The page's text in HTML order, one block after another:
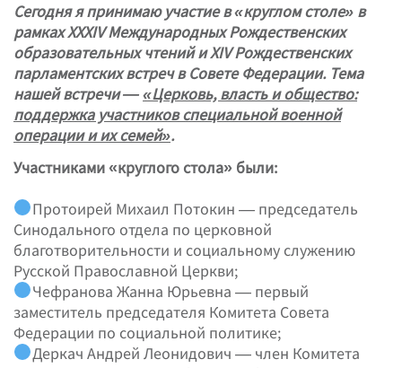
Сегодня я принимаю участие в «круглом столе» в
рамках XXXIV Международных Рождественских
образовательных чтений и XIV Рождественских
парламентских встреч в Совете Федерации. Тема
нашей встречи —«Церковь, власть и общество:
поддержка участников специальной военной
операции и их семей».
Участниками «круглого стола» были:
Протоирей Михаил Потокин — председатель
Синодального отдела по церковной
благотворительности и социальному служению
Русской Православной Церкви;
Чефранова Жанна Юрьевна — первый
заместитель председателя Комитета Совета
Федерации по социальной политике;
Деркач Андрей Леонидович — член Комитета